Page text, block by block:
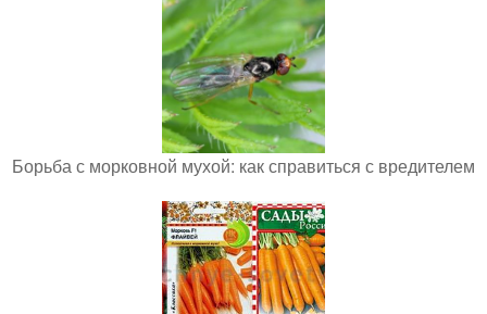
Борьба с морковной мухой: как справиться с вредителем